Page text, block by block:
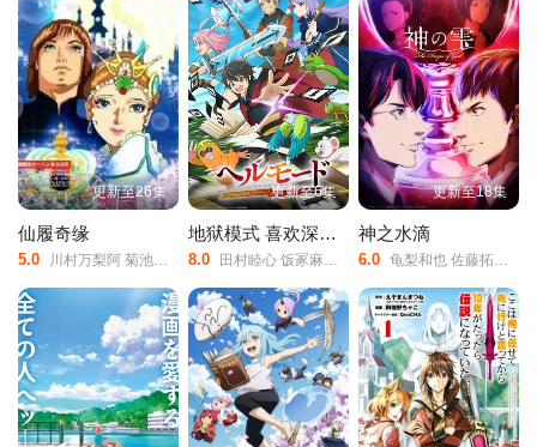
为改写这片土地未来的关键篇章。
更新至26集
仙履奇缘
5.0 川村万梨阿 菊池正美 三田友子 辻勉 中泽弥生
更新至6集
地狱模式 喜欢深入游戏的玩家在高难度的异世界中无双 第二季
8.0 田村睦心 饭冢麻结 畠中祐 千本木彩花 石川英郎 大原
更新至18集
神之水滴
6.0 龟梨和也 佐藤拓也 内田真礼